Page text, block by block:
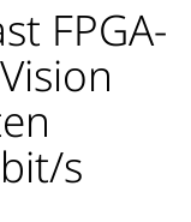
FPGA-
s